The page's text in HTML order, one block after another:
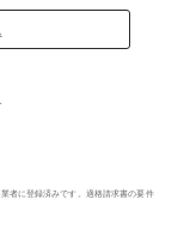
者に登録済みです。適格請求書の要件